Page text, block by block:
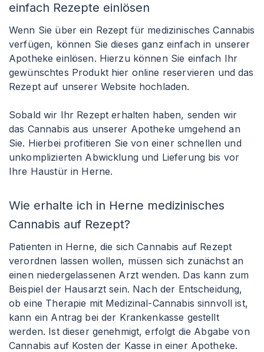
einfach Rezepte einlösen
Wenn Sie über ein Rezept für medizinisches Cannabis
verfügen, können Sie dieses ganz einfach in unserer
Apotheke einlösen. Hierzu können Sie einfach Ihr
gewünschtes Produkt hier online reservieren und das
Rezept auf unserer Website hochladen.
Sobald wir Ihr Rezept erhalten haben, senden wir
das Cannabis aus unserer Apotheke umgehend an
Sie. Hierbei profitieren Sie von einer schnellen und
unkomplizierten Abwicklung und Lieferung bis vor
Ihre Haustür in Herne.
Wie erhalte ich in Herne medizinisches
Cannabis auf Rezept?
Patienten in Herne, die sich Cannabis auf Rezept
verordnen lassen wollen, müssen sich zunächst an
einen niedergelassenen Arzt wenden. Das kann zum
Beispiel der Hausarzt sein. Nach der Entscheidung,
ob eine Therapie mit Medizinal-Cannabis sinnvoll ist,
kann ein Antrag bei der Krankenkasse gestellt
werden. Ist dieser genehmigt, erfolgt die Abgabe von
Cannabis auf Kosten der Kasse in einer Apotheke.